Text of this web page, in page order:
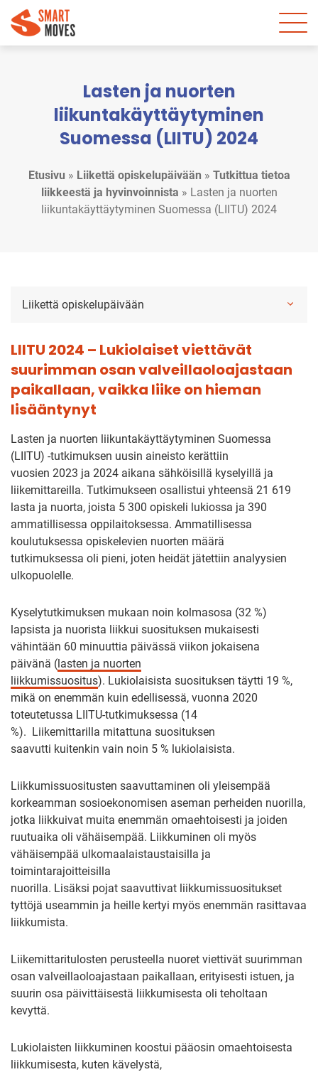
Lasten ja nuorten
liikuntakäyttäytyminen
Suomessa (LIITU) 2024
Etusivu » Liikettä opiskelupäivään » Tutkittua tietoa
liikkeestä ja hyvinvoinnista » Lasten ja nuorten
liikuntakäyttäytyminen Suomessa (LIITU) 2024
Liikettä opiskelupäivään
LIITU 2024 – Lukiolaiset viettävät
suurimman osan valveillaoloajastaan
paikallaan, vaikka liike on hieman
lisääntynyt
Lasten ja nuorten liikuntakäyttäytyminen Suomessa
(LIITU) -tutkimuksen uusin aineisto kerättiin
vuosien 2023 ja 2024 aikana sähköisillä kyselyillä ja
liikemittareilla. Tutkimukseen osallistui yhteensä 21 619
lasta ja nuorta, joista 5 300 opiskeli lukiossa ja 390
ammatillisessa oppilaitoksessa. Ammatillisessa
koulutuksessa opiskelevien nuorten määrä
tutkimuksessa oli pieni, joten heidät jätettiin analyysien
ulkopuolelle.
Kyselytutkimuksen mukaan noin kolmasosa (32 %)
lapsista ja nuorista liikkui suosituksen mukaisesti
vähintään 60 minuuttia päivässä viikon jokaisena
päivänä (lasten ja nuorten
liikkumissuositus). Lukiolaisista suosituksen täytti 19 %,
mikä on enemmän kuin edellisessä, vuonna 2020
toteutetussa LIITU-tutkimuksessa (14
%). Liikemittarilla mitattuna suosituksen
saavutti kuitenkin vain noin 5 % lukiolaisista.
Liikkumissuositusten saavuttaminen oli yleisempää
korkeamman sosioekonomisen aseman perheiden nuorilla,
jotka liikkuivat muita enemmän omaehtoisesti ja joiden
ruutuaika oli vähäisempää. Liikkuminen oli myös
vähäisempää ulkomaalaistaustaisilla ja
toimintarajoitteisilla
nuorilla. Lisäksi pojat saavuttivat liikkumissuositukset
tyttöjä useammin ja heille kertyi myös enemmän rasittavaa
liikkumista.
Liikemittaritulosten perusteella nuoret viettivät suurimman
osan valveillaoloajastaan paikallaan, erityisesti istuen, ja
suurin osa päivittäisestä liikkumisesta oli teholtaan
kevyttä.
Lukiolaisten liikkuminen koostui pääosin omaehtoisesta
liikkumisesta, kuten kävelystä,